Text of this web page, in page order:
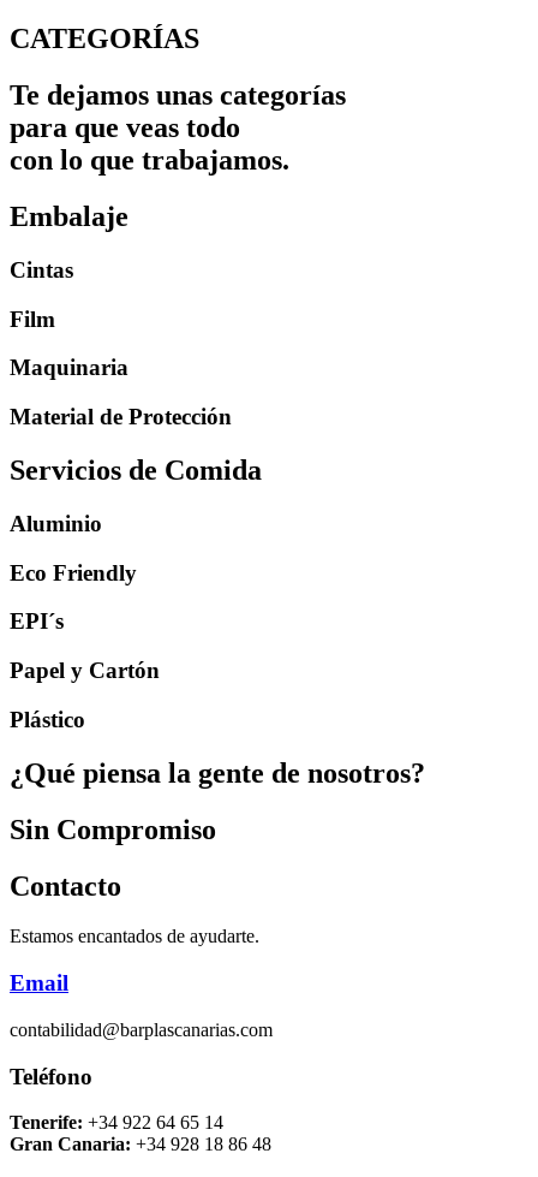
CATEGORÍAS
Te dejamos unas categorías
para que veas todo
con lo que trabajamos.
Embalaje
Cintas
Film
Maquinaria
Material de Protección
Servicios de Comida
Aluminio
Eco Friendly
EPI´s
Papel y Cartón
Plástico
¿Qué piensa la gente de nosotros?
Sin Compromiso
Contacto
Estamos encantados de ayudarte.
Email
contabilidad@barplascanarias.com
Teléfono
Tenerife: +34 922 64 65 14
Gran Canaria: +34 928 18 86 48